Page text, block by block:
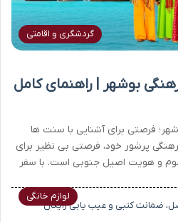
گردشگری و اقامتی
بوشهر | راهنمای کامل
فرصتی برای آشنایی با سنت ها
پرشور خود، فرصتی بی نظیر برای
و هویت اصیل جنوبی است. با سفر
لوازم خانگی